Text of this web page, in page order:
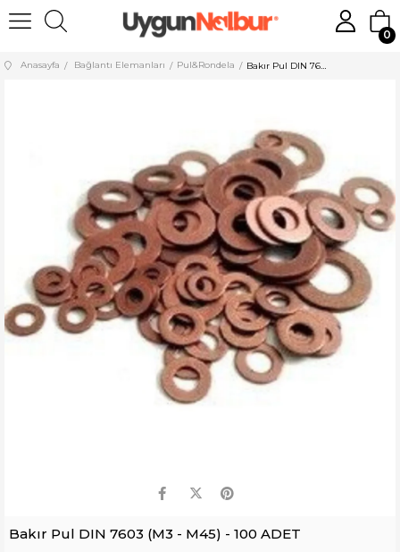
0
Anasayfa Bağlantı Elemanları Pul&Rondela
Bakır Pul DIN 7603 (M3 - M45) - 100 ADET